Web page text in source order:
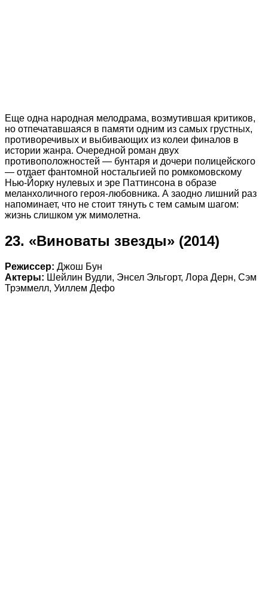
Еще одна народная мелодрама, возмутившая критиков,
но отпечатавшаяся в памяти одним из самых грустных,
противоречивых и выбивающих из колеи финалов в
истории жанра. Очередной роман двух
противоположностей — бунтаря и дочери полицейского
— отдает фантомной ностальгией по ромкомовскому
Нью-Йорку нулевых и эре Паттинсона в образе
меланхоличного героя-любовника. А заодно лишний раз
напоминает, что не стоит тянуть с тем самым шагом:
жизнь слишком уж мимолетна.
23. «Виноваты звезды» (2014)
Режиссер: Джош Бун
Актеры: Шейлин Вудли, Энсел Эльгорт, Лора Дерн, Сэм
Трэммелл, Уиллем Дефо